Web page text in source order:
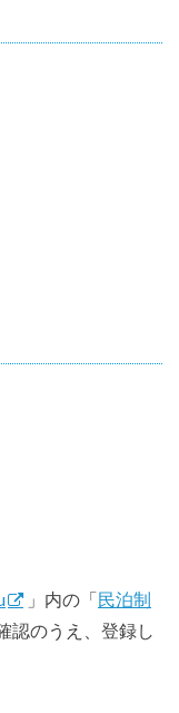
」内の「民泊制
認のうえ、登録し